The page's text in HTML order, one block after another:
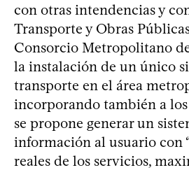
con otras intendencias y
Transporte y Obras
Consorcio Metropolitano
la instalación de un único
transporte en el área
incorporando también a los
se propone generar un
información al usuario con
reales de los servicios,